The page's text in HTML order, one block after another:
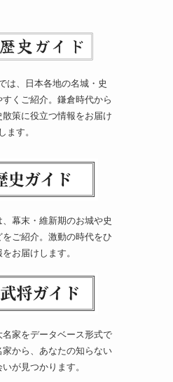
は、日本各地の名城・史
くご紹介。鎌倉時代から
策に役立つ情報をお届け
します。
幕末・維新期のお城や史
ご紹介。激動の時代をひ
お届けします。
家をデータベース形式で
家から、あなたの知らない
が見つかります。